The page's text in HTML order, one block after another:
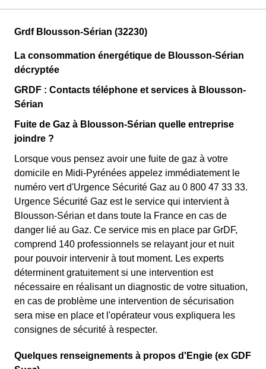
Grdf Blousson-Sérian (32230)
La consommation énergétique de Blousson-Sérian
décryptée
GRDF : Contacts téléphone et services à Blousson-
Sérian
Fuite de Gaz à Blousson-Sérian quelle entreprise
joindre ?
Lorsque vous pensez avoir une fuite de gaz à votre
domicile en Midi-Pyrénées appelez immédiatement le
numéro vert d'Urgence Sécurité Gaz au 0 800 47 33 33.
Urgence Sécurité Gaz est le service qui intervient à
Blousson-Sérian et dans toute la France en cas de
danger lié au Gaz. Ce service mis en place par GrDF,
comprend 140 professionnels se relayant jour et nuit
pour pouvoir intervenir à tout moment. Les experts
déterminent gratuitement si une intervention est
nécessaire en réalisant un diagnostic de votre situation,
en cas de problème une intervention de sécurisation
sera mise en place et l'opérateur vous expliquera les
consignes de sécurité à respecter.
Quelques renseignements à propos d'Engie (ex GDF